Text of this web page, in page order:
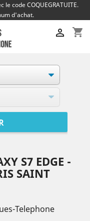
le code COQUEGRATUITE.
d'achat.
shopping_cart

S7 EDGE -
SAINT
Telephone